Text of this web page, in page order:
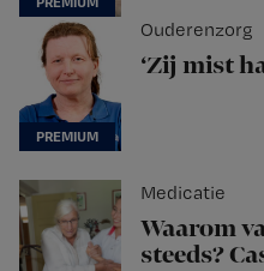
Ouderenzorg
‘Zij mist
Medicatie
Waarom
steeds?